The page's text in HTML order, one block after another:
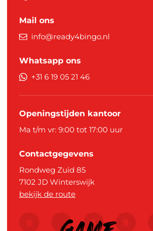
Mail ons
info@ready4bingo.nl
Whatsapp ons
+31 6 19 05 21 46
Openingstijden kantoor
Ma t/m vr: 9:00 tot 17:00 uur
Contactgegevens
Rondweg Zuid 85
7102 JD Winterswijk
bekijk de route